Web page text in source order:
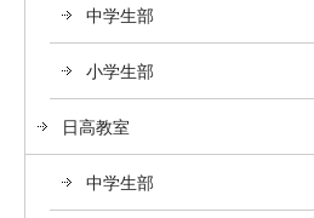
中学生部
小学生部
日高教室
中学生部